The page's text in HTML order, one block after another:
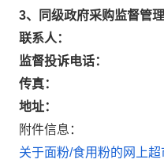
3、同级政府采购监督管理
联系人：
监督投诉电话：
传真：
地址：
附件信息：
关于面粉/食用粉的网上